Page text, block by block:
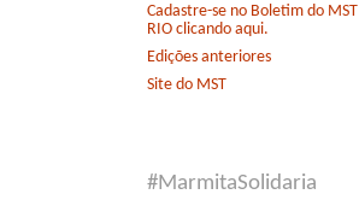
Cadastre-se no Boletim do MST
RIO clicando aqui.
Edições anteriores
Site do MST
#MarmitaSolidaria